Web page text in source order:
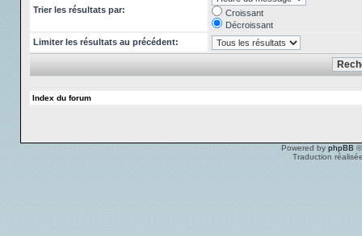
Trier les résultats par:
Croissant
Décroissant
Limiter les résultats au précédent:
Index du forum
Powered by phpBB
Traduction